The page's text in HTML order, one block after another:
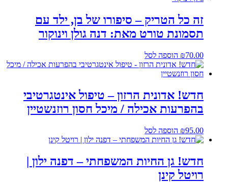
זה כל הטריק – סיפורו של בן, ילד עם
תסמונת טורט מאת: דנה גולן וינוקור
₪70.00 הוספה לסל
חדש! אדונית הרזון – טיפול אינטגרטיבי
בהפרעות אכילה / מיכל חסון רוזנשטיין
₪95.00 הוספה לסל
חדש! גן החיות המשפחתי – דפנה ילון |
רויטל קינן